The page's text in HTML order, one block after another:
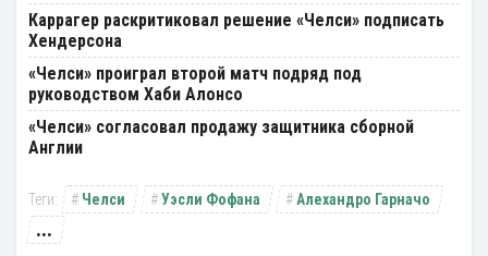
Каррагер раскритиковал решение «Челси» подписать
Хендерсона
«Челси» проиграл второй матч подряд под
руководством Хаби Алонсо
«Челси» согласовал продажу защитника сборной
Англии
Челси Уэсли Фофана Алехандро Гарначо
...